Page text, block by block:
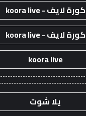
كورة لايف - koora live
كورة لايف - koora live
koora live
يلا شوت